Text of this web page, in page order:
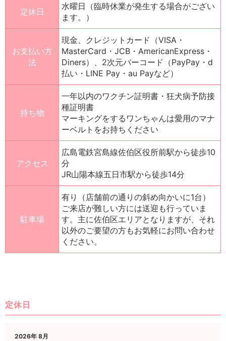
定休日
水曜日（臨時休業が発生する場合がござい
ます。）
お支払い方
法
現金、クレジットカード（VISA・
MasterCard・JCB・AmericanExpress・
Diners）、2次元バーコード（PayPay・d
払い・LINE Pay・au Payなど）
持ち物
一年以内のワクチン証明書・狂犬病予防接
種証明書
マーキングをするワンちゃんは愛用のマナ
ーベルトをお持ちください
アクセス
広島電鉄宮島線佐伯区役所前駅から徒歩10
分
JR山陽本線五日市駅から徒歩14分
駐車場
有り（店舗前の通りの斜め向かいに1台）
ご来店が難しい方には送迎も行っていま
す。主に佐伯区エリアとなりますが、それ
以外のご要望の方もお気軽にお問い合わせ
ください。
定休日
2026年 8月